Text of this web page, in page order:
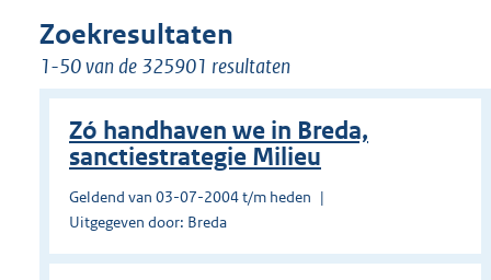
Zoekresultaten
1-50 van de 325901 resultaten
Zó handhaven we in Breda,
sanctiestrategie Milieu
Geldend van 03-07-2004 t/m heden
Uitgegeven door: Breda